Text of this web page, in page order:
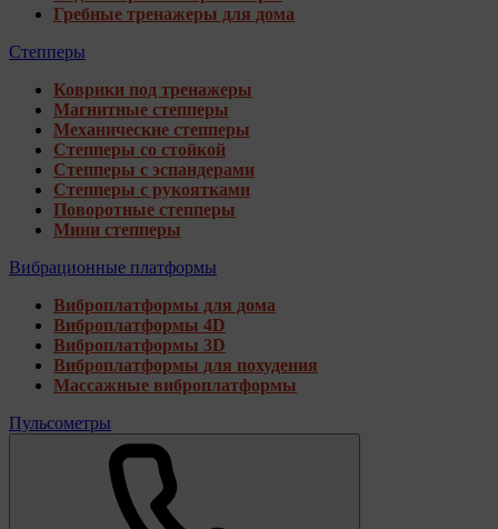
Гребные тренажеры для дома
Степперы
Коврики под тренажеры
Магнитные степперы
Механические степперы
Степперы со стойкой
Степперы с эспандерами
Степперы с рукоятками
Поворотные степперы
Мини степперы
Вибрационные платформы
Виброплатформы для дома
Виброплатформы 4D
Виброплатформы 3D
Виброплатформы для похудения
Массажные виброплатформы
Пульсометры